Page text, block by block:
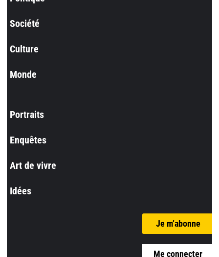
Société
Culture
Monde
Portraits
Enquêtes
Art de vivre
Idées
Je m’abonne
Me connecter